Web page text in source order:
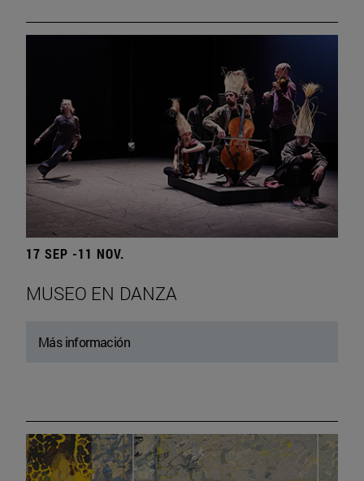
17 SEP -11 NOV.
MUSEO EN DANZA
Más información